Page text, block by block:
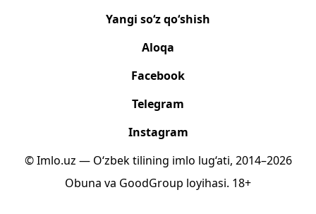
Yangi so‘z qo‘shish
Aloqa
Facebook
Telegram
Instagram
© Imlo.uz — O‘zbek tilining imlo lug‘ati, 2014–2026
Obuna va GoodGroup loyihasi. 18+